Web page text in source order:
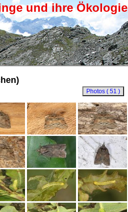
und ihre Ökologie